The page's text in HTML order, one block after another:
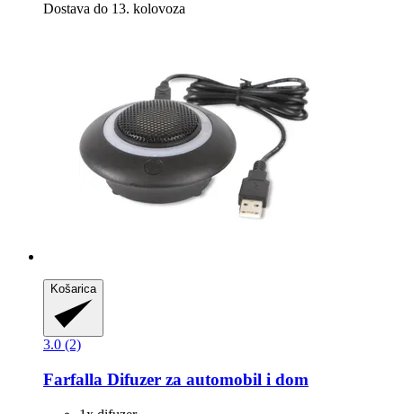
Dostava do 13. kolovoza
Košarica
3.0 (2)
Farfalla Difuzer za automobil i dom